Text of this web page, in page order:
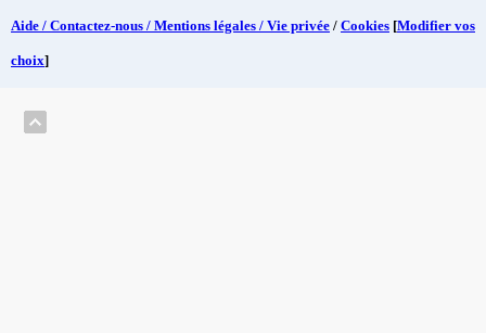
Aide / Contactez-nous / Mentions légales / Vie privée / Cookies [Modifier vos
choix]